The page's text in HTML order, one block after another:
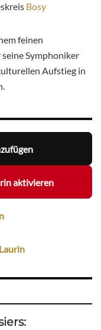
Bosy
feinen
Symphoniker
Aufstieg in
aktivieren